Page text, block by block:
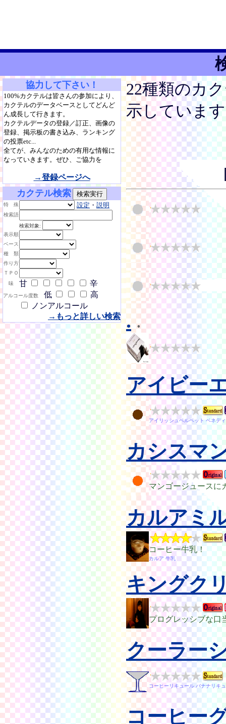
協力して下さい！
100%カクテルは皆さんの参加により、
カクテルのデータベースとしてどんど
ん成長して行きます。
カクテルデータの登録／訂正、画像の
登録、掲示板の書き込み、ランキング
の投票etc...
全てが、みんなのための有用な情報に
なっていきます。ぜひ、ご協力を
→登録ページへ
カクテル検索
特 殊 設定 ・ 説明
検索語
検索対象:
表示順
ベース
種 類
作り方
ＴＰＯ
味
甘 辛
アルコール度数 低
高
ノンアルコール
→もっと詳しい検索
22種類のカ
示していま
. .
アイビー
アイリッシュベルベット ベネデ
カシスマ
マンゴージュースに
カルアミ
コーヒー牛乳！
カルア 牛乳
キングク
プログレッシブな口
クーラー
コーヒーリキュール バナナリキ
コーヒー